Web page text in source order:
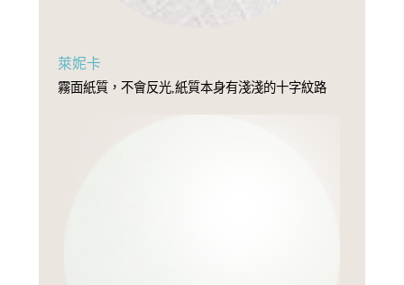
萊妮卡
霧面紙質，不會反光,紙質本身有淺淺的十字紋路